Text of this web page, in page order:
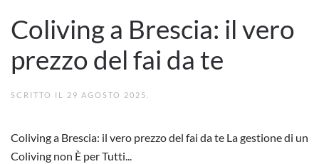
Coliving a Brescia: il vero
prezzo del fai da te
SCRITTO IL 29 AGOSTO 2025
Coliving a Brescia: il vero prezzo del fai da te La gestione di un
Coliving non È per Tutti...